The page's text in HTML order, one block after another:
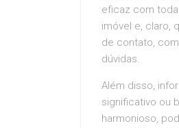
eficaz com
imóvel e, claro,
de contato,
dúvidas.
Além disso,
significativo ou
harmonioso,